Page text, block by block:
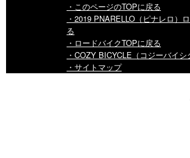
・このページのTOPに戻る
・2019 PNARELLO（ピナレロ）
る
・ロードバイクTOPに戻る
・COZY BICYCLE（コジーバイ
・サイトマップ